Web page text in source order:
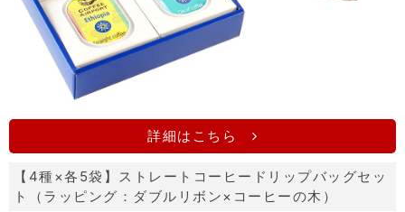
詳細はこちら
【4種×各5袋】ストレートコーヒードリップバッグセッ
ト（ラッピング：ダブルリボン×コーヒーの木）